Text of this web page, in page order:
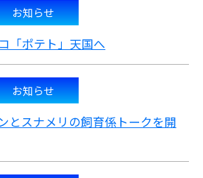
お知らせ
「ポテト」天国へ
お知らせ
スナメリの飼育係トークを開